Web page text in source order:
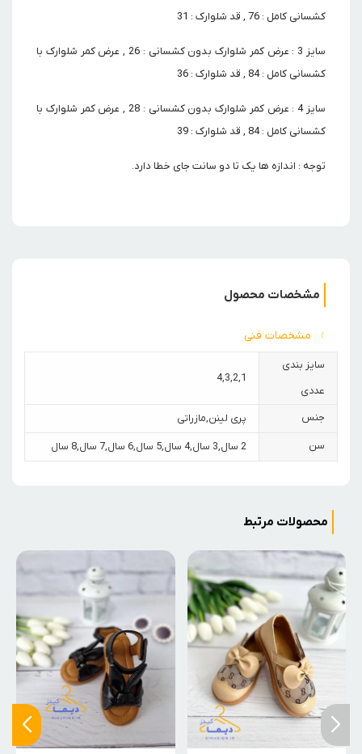
کشسانی کامل : 76 , قد شلوارک : 31
سایز 3 : عرض کمر شلوارک بدون کشسانی : 26 , عرض کمر شلوارک با
کشسانی کامل : 84 , قد شلوارک : 36
سایز 4 : عرض کمر شلوارک بدون کشسانی : 28 , عرض کمر شلوارک با
کشسانی کامل : 84 , قد شلوارک : 39
توجه : اندازه ها یک تا دو سانت جای خطا دارد.
مشخصات محصول
مشخصات فنی
سایز بندی
عددی
1
,
2
,
3
,
4
جنس پری لینن,مازراتی
سن 2 سال ,3 سال ,4 سال ,5 سال ,6 سال ,7 سال ,8 سال
محصولات مرتبط